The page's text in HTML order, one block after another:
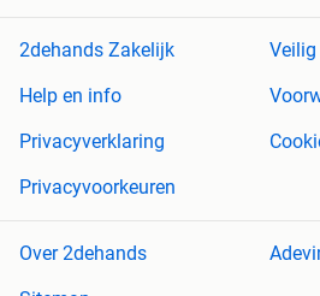
2dehands Zakelijk
Veilig
Help en info
Privacyverklaring
Privacyvoorkeuren
Over 2dehands